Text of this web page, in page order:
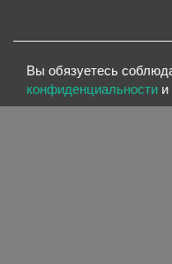
Вы обязуетесь
конфиденциальности и